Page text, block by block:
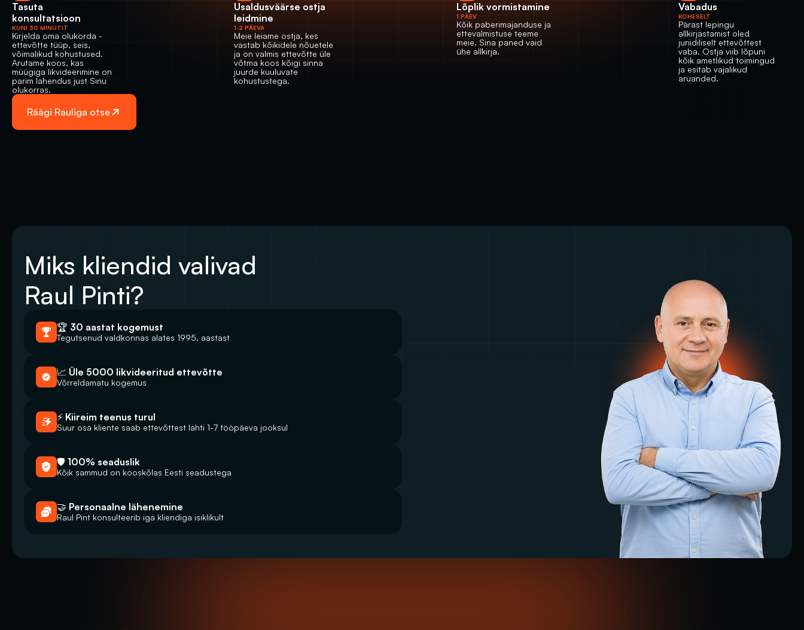
Tasuta
konsultatsioon
KUNI 30 MINUTIT
Kirjelda oma olukorda -
ettevõtte tüüp, seis,
võimalikud kohustused.
Arutame koos, kas
müügiga likvideerimine on
parim lahendus just Sinu
olukorras.
Usaldusväärse ostja
leidmine
1-2 PÄEVA
Meie leiame ostja, kes
vastab kõikidele nõuetele
ja on valmis ettevõtte üle
võtma koos kõigi sinna
juurde kuuluvate
kohustustega.
Lõplik vormistamine
1 PÄEV
Kõik paberimajanduse ja
ettevalmistuse teeme
meie. Sina paned vaid
ühe allkirja.
Vabadus
KOHESELT
Pärast lepingu
allkirjastamist oled
juriidiliselt ettevõttest
vaba. Ostja viib lõpuni
kõik ametlikud toimingud
ja esitab vajalikud
aruanded.
Räägi Rauliga otse
Miks kliendid valivad
Raul Pinti?
🏆 30 aastat kogemust
Tegutsenud valdkonnas alates 1995. aastast
📈 Üle 5000 likvideeritud ettevõtte
Võrreldamatu kogemus
⚡ Kiireim teenus turul
Suur osa kliente saab ettevõttest lahti 1-7 tööpäeva jooksul
🛡️ 100% seaduslik
Kõik sammud on kooskõlas Eesti seadustega
🤝 Personaalne lähenemine
Raul Pint konsulteerib iga kliendiga isiklikult